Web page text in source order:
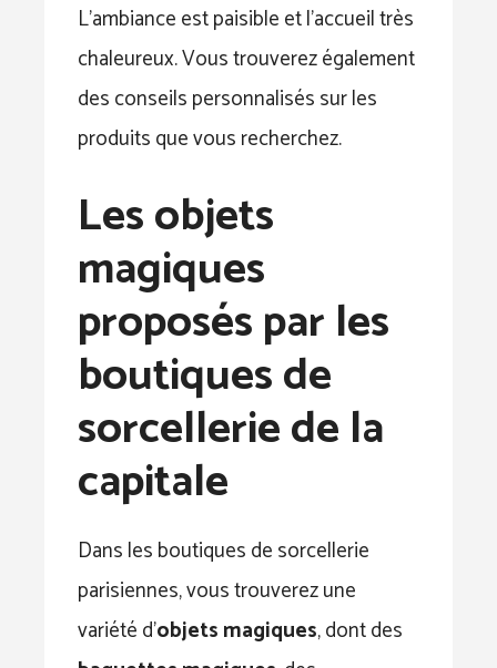
L’ambiance est paisible et l’accueil très
chaleureux. Vous trouverez également
des conseils personnalisés sur les
produits que vous recherchez.
Les objets
magiques
proposés par les
boutiques de
sorcellerie de la
capitale
Dans les boutiques de sorcellerie
parisiennes, vous trouverez une
variété d’objets magiques, dont des